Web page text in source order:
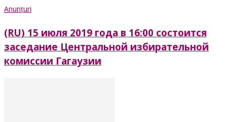
Anunțuri
(RU) 15 июля 2019 года в 16:00 состоится
заседание Центральной избирательной
комиссии Гагаузии